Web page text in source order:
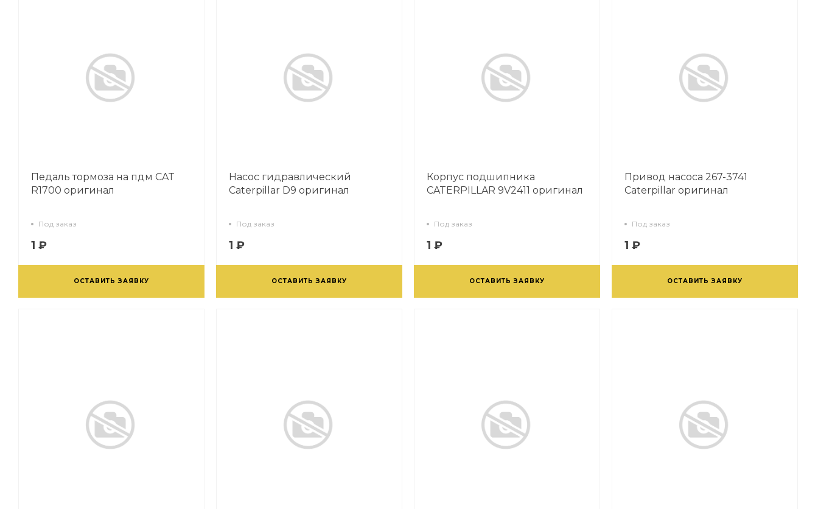
Педаль тормоза на пдм CAT
R1700 оригинал
Под заказ
1 ₽
ОСТАВИТЬ ЗАЯВКУ
Насос гидравлический
Caterpillar D9 оригинал
Под заказ
1 ₽
ОСТАВИТЬ ЗАЯВКУ
Корпус подшипника
CATERPILLAR 9V2411 оригинал
Под заказ
1 ₽
ОСТАВИТЬ ЗАЯВКУ
Привод насоса 267-3741
Caterpillar оригинал
Под заказ
1 ₽
ОСТАВИТЬ ЗАЯВКУ